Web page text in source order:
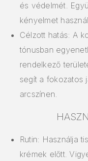
és védelmét.
kényelmet
Célzott hatás: A
tónusban
rendelkező
segít a fokozatos
arcszínen.
Rutin: Használja
krémek előtt.